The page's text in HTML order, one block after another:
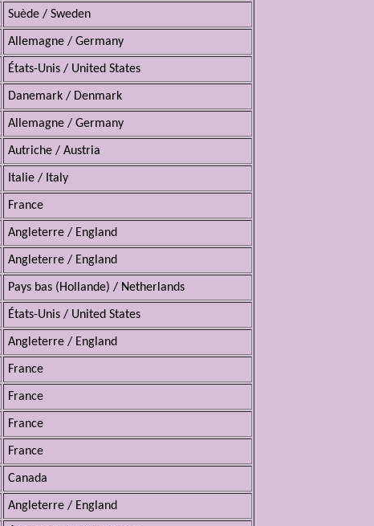
Suède / Sweden
Allemagne / Germany
États-Unis / United States
Danemark / Denmark
Allemagne / Germany
Autriche / Austria
Italie / Italy
France
Angleterre / England
Angleterre / England
Pays bas (Hollande) / Netherlands
États-Unis / United States
Angleterre / England
France
France
France
France
Canada
Angleterre / England